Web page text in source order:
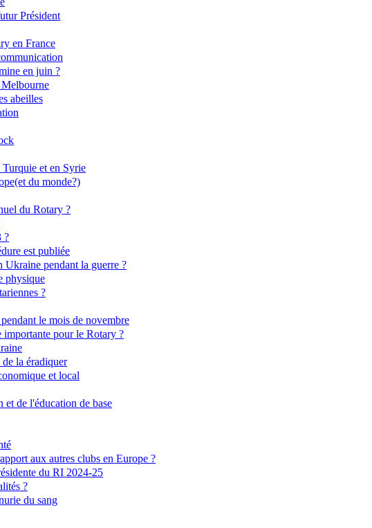
Président
en France
en juin ?
abeilles
et en Syrie
du monde?)
du Rotary ?
?
est publiée
Ukraine pendant la guerre ?
physique
?
le mois de novembre
importante pour le Rotary ?
la éradiquer
et local
et de l'éducation de base
aux autres clubs en Europe ?
du RI 2024-25
?
du sang